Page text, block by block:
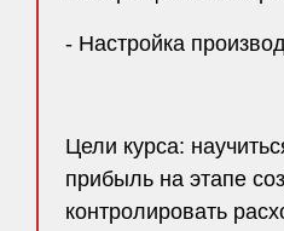
- Настройка
Цели курса:
прибыль на этапе
контролировать